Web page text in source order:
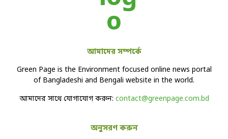
আমাদের সম্পর্কে
Green Page is the Environment focused online news portal
of Bangladeshi and Bengali website in the world.
আমাদের সাথে যোগাযোগ করুন: contact@greenpage.com.bd
অনুসরণ করুন